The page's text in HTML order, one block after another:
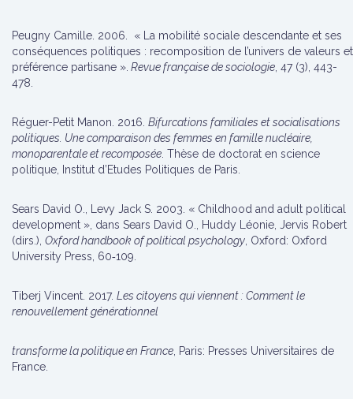
Peugny Camille. 2006. « La mobilité sociale descendante et ses
conséquences politiques : recomposition de l’univers de valeurs et
préférence partisane ». Revue française de sociologie , 47 (3), 443-
478.
Réguer-Petit Manon. 2016. Bifurcations familiales et socialisations
politiques. Une comparaison des femmes en famille nucléaire,
monoparentale et recomposée . Thèse de doctorat en science
politique, Institut d’Etudes Politiques de Paris.
Sears David O., Levy Jack S. 2003. « Childhood and adult political
development », dans Sears David O., Huddy Léonie, Jervis Robert
(dirs.), Oxford handbook of political psychology , Oxford: Oxford
University Press, 60‑109.
Tiberj Vincent. 2017. Les citoyens qui viennent : Comment le
renouvellement générationnel
transforme la politique en France , Paris: Presses Universitaires de
France.